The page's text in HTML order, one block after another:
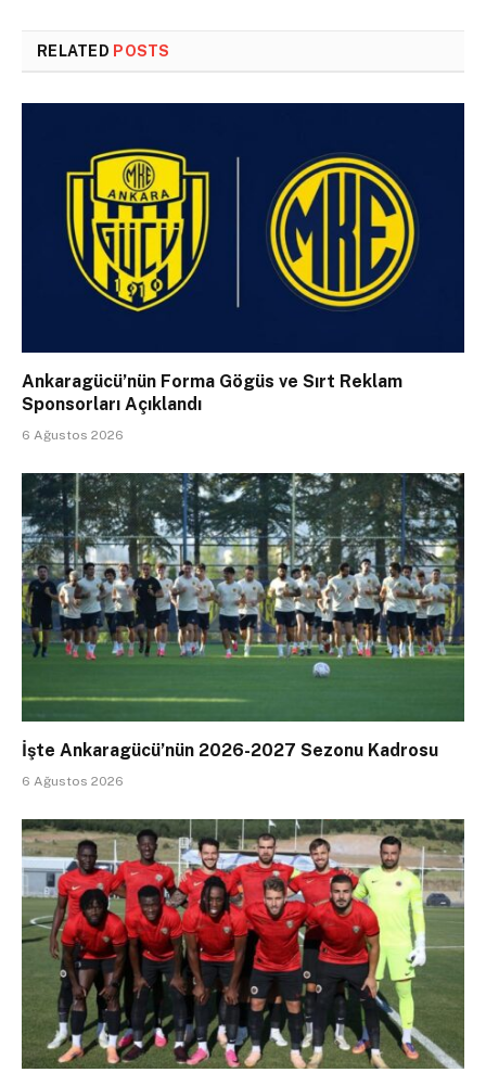
RELATED POSTS
Ankaragücü’nün Forma Gögüs ve Sırt Reklam
Sponsorları Açıklandı
6 Ağustos 2026
İşte Ankaragücü’nün 2026-2027 Sezonu Kadrosu
6 Ağustos 2026